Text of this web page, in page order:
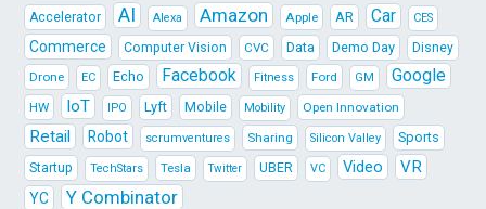
Accelerator AI Alexa Amazon Apple AR Car CES
Commerce Computer Vision CVC Data Demo Day
Disney
Drone
EC Echo Facebook Fitness Ford GM Google
HW IoT IPO Lyft Mobile Mobility Open Innovation
Retail Robot scrumventures Sharing Silicon Valley Sports
Startup TechStars Tesla Twitter UBER VC Video VR
YC Y Combinator